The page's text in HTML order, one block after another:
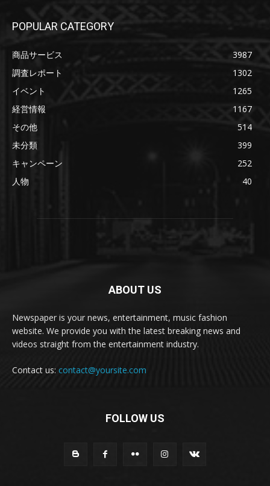
POPULAR CATEGORY
商品サービス
3987
調査レポート
1302
イベント
1265
経営情報
1167
その他
514
未分類
399
キャンペーン
252
人物
40
ABOUT US
Newspaper is your news, entertainment, music fashion
website. We provide you with the latest breaking news and
videos straight from the entertainment industry.
Contact us: contact@yoursite.com
FOLLOW US